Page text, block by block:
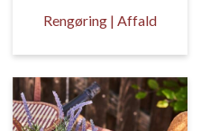
Rengøring | Affald